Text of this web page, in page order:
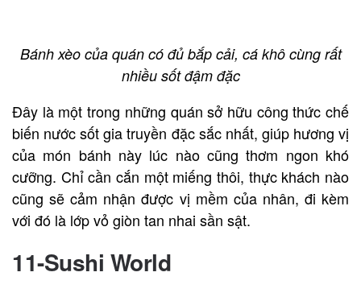
Bánh xèo của quán có đủ bắp cải, cá khô cùng rất
nhiều sốt đậm đặc
Đây là một trong những quán sở hữu công thức chế
biến nước sốt gia truyền đặc sắc nhất, giúp hương vị
của món bánh này lúc nào cũng thơm ngon khó
cưỡng. Chỉ cần cắn một miếng thôi, thực khách nào
cũng sẽ cảm nhận được vị mềm của nhân, đi kèm
với đó là lớp vỏ giòn tan nhai sần sật.
11-Sushi World